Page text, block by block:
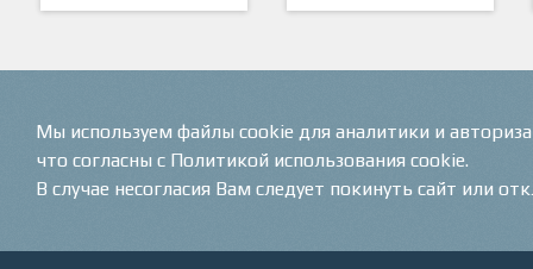
Мы используем файлы cookie для аналитики и
что согласны с Политикой использования cookie.
В случае несогласия Вам следует покинуть сайт или